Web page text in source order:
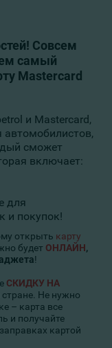
Совсем
самый
Mastercard
и Mastercard,
автомобилистов,
сможет
включает:
для
и покупок!
открыть карту
будет ОНЛАЙН,
!
СКИДКУ НА
стране. Не нужно
– карта все
и получайте
картой